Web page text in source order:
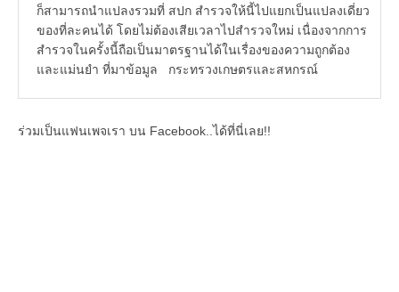
ก็สามารถนำแปลงรวมที่ สปก สำรวจให้นี้ไปแยกเป็นแปลงเดี่ยว
ของที่ละคนได้ โดยไม่ต้องเสียเวลาไปสำรวจใหม่ เนื่องจากการ
สำรวจในครั้งนี้ถือเป็นมาตรฐานได้ในเรื่องของความถูกต้อง
และแม่นยำ ที่มาข้อมูล กระทรวงเกษตรและสหกรณ์
ร่วมเป็นแฟนเพจเรา บน Facebook..ได้ที่นี่เลย!!